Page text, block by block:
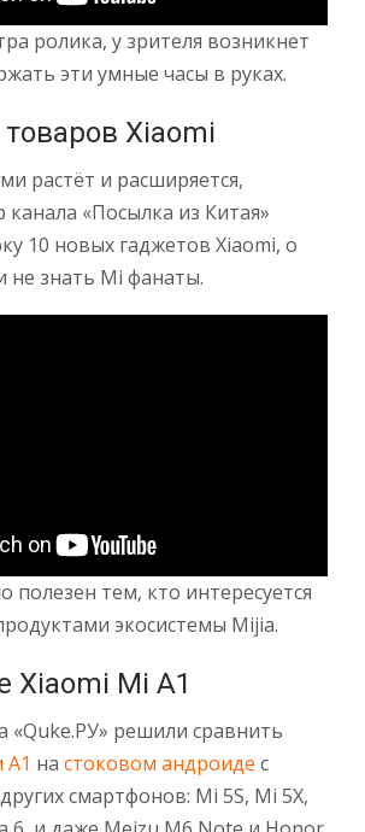
ролика, у зрителя возникнет
эти умные часы в руках.
Xiaomi
растёт и расширяется,
канала «Посылка из Китая»
10 новых гаджетов Xiaomi, о
не знать Mi фанаты.
полезен тем, кто интересуется
экосистемы Mijia.
Xiaomi Mi A1
«Quke.РУ» решили сравнить
на стоковом андроиде с
смартфонов: Mi 5S, Mi 5X,